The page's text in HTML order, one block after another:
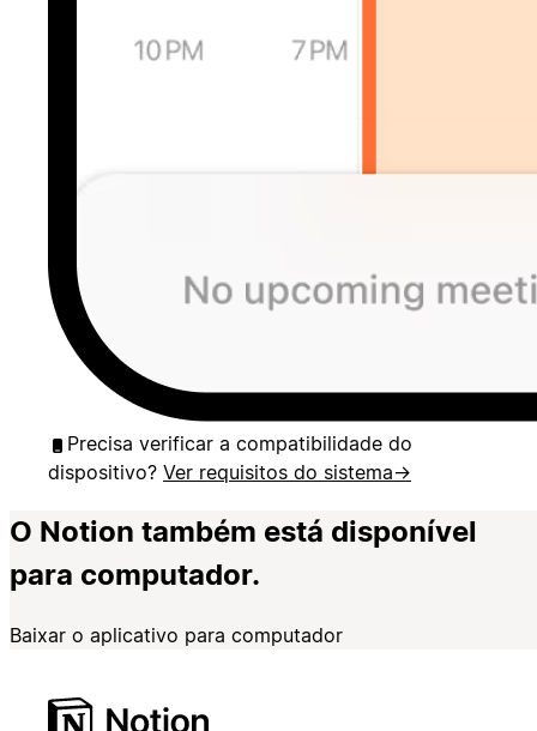
Precisa verificar a compatibilidade do
dispositivo? Ver requisitos do sistema→
O Notion também está disponível
para computador.
Baixar o aplicativo para computador